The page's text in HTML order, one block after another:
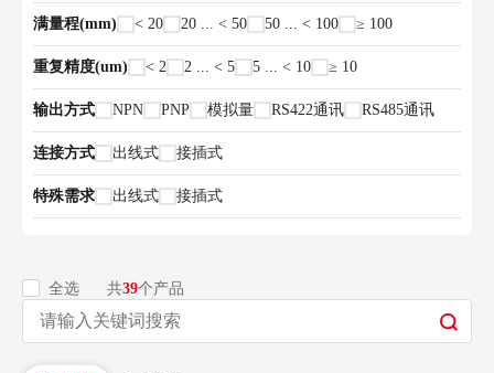
满量程(mm) < 20 20 ... < 50 50 ... < 100 ≥ 100
重复精度(um) < 2 2 ... < 5 5 ... < 10 ≥ 10
输出方式 NPN PNP 模拟量 RS422通讯 RS485通讯
连接方式 出线式 接插式
特殊需求 出线式 接插式
全选 共39个产品